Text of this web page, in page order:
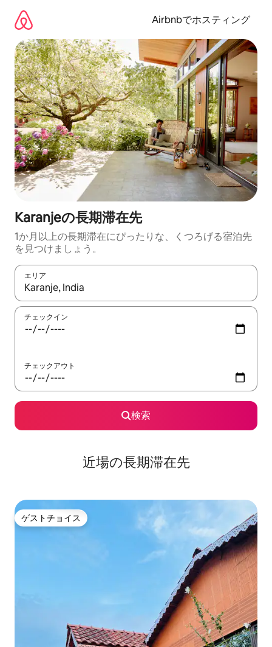
Airbnbでホスティング
Karanjeの長期滞在先
1か月以上の長期滞在にぴったりな、くつろげる宿泊先
を見つけましょう。
エリア
検索結果が表示されたら、上下の矢印キーを使って移動するか
チェックイン
チェックアウト
検索
近場の長期滞在先
ゲストチョイス
ゲストチョイス